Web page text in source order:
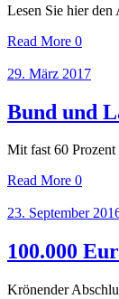
Lesen Sie hier
Read More 0
29. März 2017
Bund und
Mit fast 60 Prozent
Read More 0
23. September
100.000
Krönender